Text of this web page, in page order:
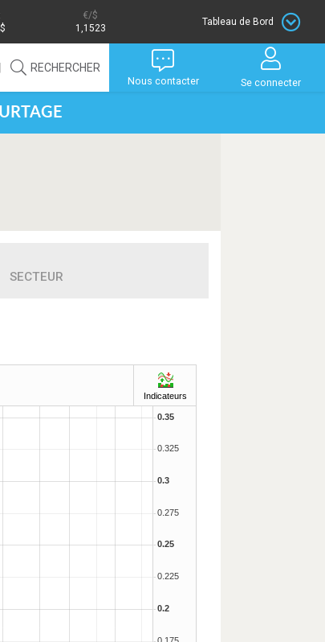
/$
1,1523
Tableau de Bord
RECHERCHER
Nous contacter Se connecter
SECTEUR